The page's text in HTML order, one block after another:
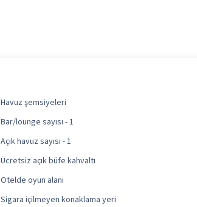
Havuz şemsiyeleri
Bar/lounge sayısı - 1
Açık havuz sayısı - 1
Ücretsiz açık büfe kahvaltı
Otelde oyun alanı
Sigara içilmeyen konaklama yeri